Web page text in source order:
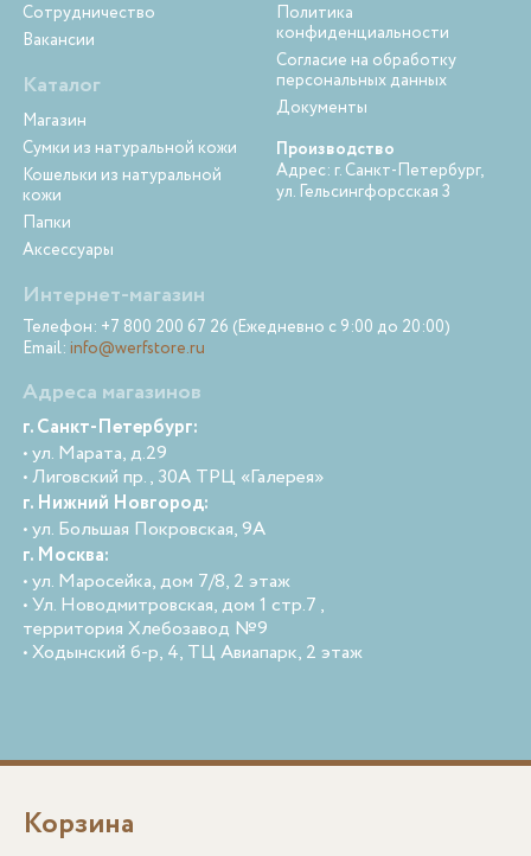
Сотрудничество
Вакансии
Каталог
Магазин
Сумки из натуральной кожи
Кошельки из натуральной
кожи
Папки
Аксессуары
Политика
конфиденциальности
Согласие на обработку
персональных данных
Документы
Производство
Адрес: г. Санкт-Петербург,
ул. Гельсингфорсская 3
Интернет-магазин
Телефон: +7 800 200 67 26 (Ежедневно с 9:00 до 20:00)
Email: info@werfstore.ru
Адреса магазинов
г. Санкт-Петербург:
• ул. Марата, д.29
• Лиговский пр., 30А ТРЦ «Галерея»
г. Нижний Новгород:
• ул. Большая Покровская, 9А
г. Москва:
• ул. Маросейка, дом 7/8, 2 этаж
• Ул. Новодмитровская, дом 1 стр.7 ,
территория Хлебозавод №9
• Ходынский б-р, 4, ТЦ Авиапарк, 2 этаж
Корзина